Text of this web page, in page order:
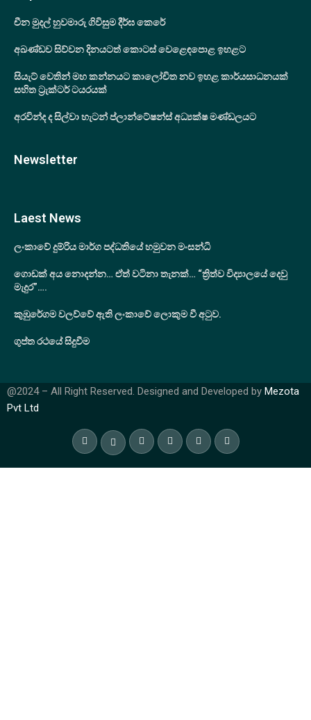
චීන මුදල් හුවමාරු ගිවිසුම දීර්ඝ කෙරේ
අඛණ්ඩව සිව්වන දිනයටත් කොටස් වෙළෙඳපොළ ඉහළට
සියැට් වෙතින් මහ කන්නයට කාලෝචිත නව ඉහළ කාර්යසාධනයක්
සහිත ට්‍රැක්ටර් ටයරයක්
අරවින්ද ද සිල්වා හැටන් ප්ලාන්ටේෂන්ස් අධ්‍යක්ෂ මණ්ඩලයට
Newsletter
Laest News
ලංකාවේ දුම්රිය මාර්ග පද්ධතියේ හමුවන මංසන්ධි
ගොඩක් අය නොදන්න… ඒත් වටිනා තැනක්… “ත්‍රිත්ව විද්‍යාලයේ දෙවු
මැදුර”….
කුඹුරේගම වලව්වේ ඇති ලංකාවේ ලොකුම වී අටුව.
ගුප්ත රථයේ සිදුවීම
@2024 – All Right Reserved. Designed and Developed by Mezota
Pvt Ltd